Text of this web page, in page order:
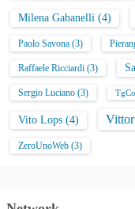
Milena Gabanelli (4)
Paolo Savona (3)
Raffaele Ricciardi (3)
Sergio Luciano (3)
Vito Lops (4)
ZeroUnoWeb (3)